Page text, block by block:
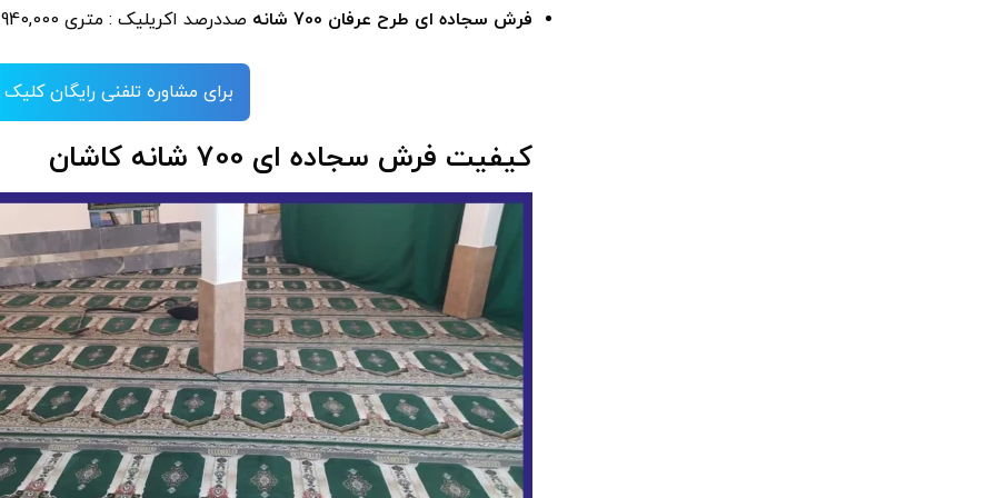
فرش سجاده ای طرح عرفان 700 شانه صددرصد اکریلیک : متری 940,000 تومان
برای مشاوره تلفنی رایگان
کیفیت فرش سجاده ای 700 شانه کاشان